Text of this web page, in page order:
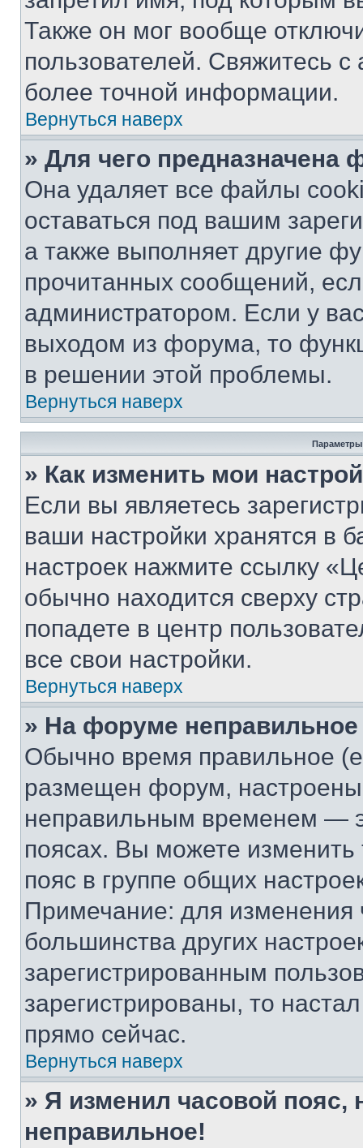
Также он мог вообще
пользователей. Свяжитесь
более точной информации.
Вернуться наверх
» Для чего предназначена
Она удаляет все файлы
оставаться под вашим
а также выполняет другие
прочитанных сообщений,
администратором. Если у
выходом из форума, то
в решении этой проблемы.
Вернуться наверх
Параметры
» Как изменить мои
Если вы являетесь
ваши настройки хранятся в
настроек нажмите ссылку
обычно находится сверху
попадете в центр
все свои настройки.
Вернуться наверх
» На форуме
Обычно время правильное
размещен форум, настроены
неправильным временем —
поясах. Вы можете изменить
пояс в группе общих
Примечание: для изменения
большинства других
зарегистрированным
зарегистрированы, то
прямо сейчас.
Вернуться наверх
» Я изменил часовой пояс,
неправильное!